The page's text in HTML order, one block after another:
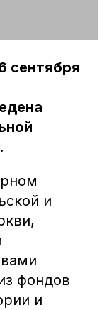
сентября
и
фондов
и